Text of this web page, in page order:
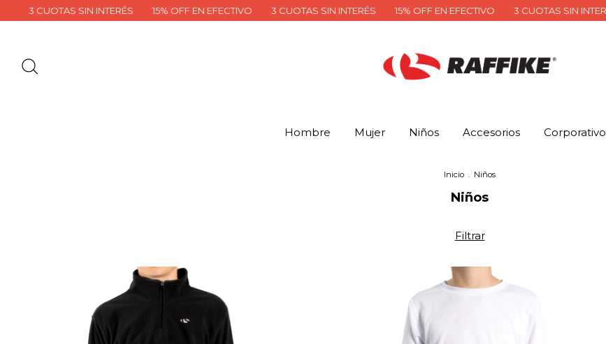
3 CUOTAS SIN INTERÉS 15% OFF EN EFECTIVO 3 CUOTAS SIN INTERÉS 15% OFF EN EFECTIVO 3 CUOTAS SIN INTERÉS
Hombre Mujer Niños Accesorios Corporativo
Inicio . Niños
Niños
Filtrar